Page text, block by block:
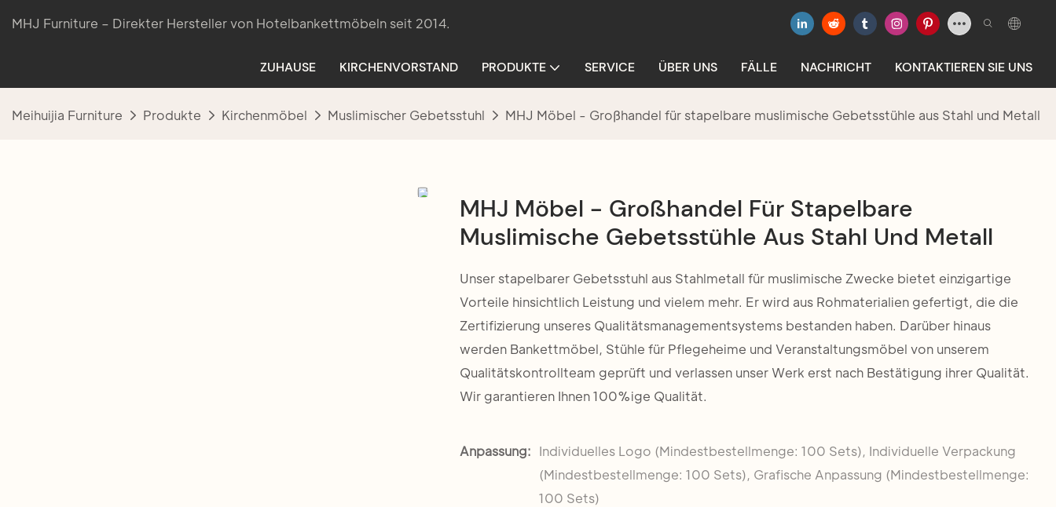
MHJ Furniture – Direkter Hersteller von Hotelbankettmöbeln seit 2014.
ZUHAUSE KIRCHENVORSTAND PRODUKTE SERVICE ÜBER UNS FÄLLE NACHRICHT KONTAKTIEREN SIE UNS
Meihuijia Furniture Produkte Kirchenmöbel Muslimischer Gebetsstuhl MHJ Möbel - Großhandel für stapelbare muslimische Gebetsstühle aus Stahl und Metall
MHJ Möbel - Großhandel Für Stapelbare
Muslimische Gebetsstühle Aus Stahl Und Metall
Unser stapelbarer Gebetsstuhl aus Stahlmetall für muslimische Zwecke bietet einzigartige
Vorteile hinsichtlich Leistung und vielem mehr. Er wird aus Rohmaterialien gefertigt, die die
Zertifizierung unseres Qualitätsmanagementsystems bestanden haben. Darüber hinaus
werden Bankettmöbel, Stühle für Pflegeheime und Veranstaltungsmöbel von unserem
Qualitätskontrollteam geprüft und verlassen unser Werk erst nach Bestätigung ihrer Qualität.
Wir garantieren Ihnen 100%ige Qualität.
Anpassung: Individuelles Logo (Mindestbestellmenge: 100 Sets), Individuelle Verpackung
(Mindestbestellmenge: 100 Sets), Grafische Anpassung (Mindestbestellmenge:
100 Sets)